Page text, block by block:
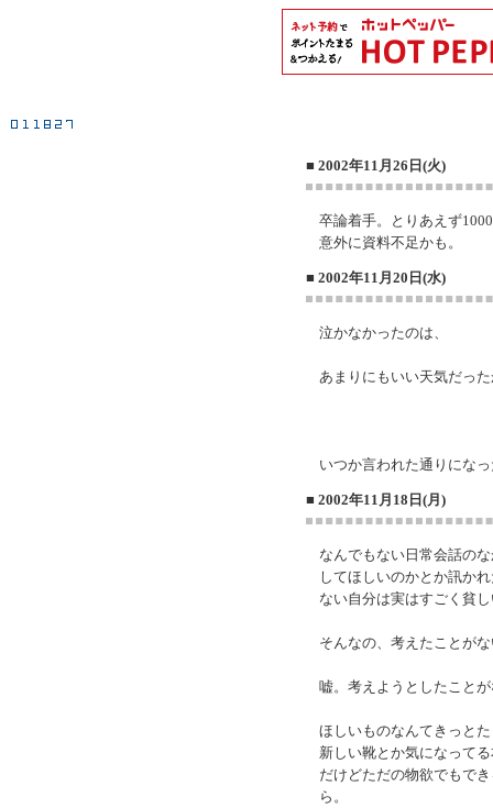
■ 2002年11月26日(火)
卒論着手。とりあえず
意外に資料不足かも。
■ 2002年11月20日(水)
泣かなかったのは、
あまりにもいい天気だっ
いつか言われた通りにな
■ 2002年11月18日(月)
なんでもない日常会話の
してほしいのかとか訊か
ない自分は実はすごく貧
そんなの、考えたことが
嘘。考えようとしたこと
ほしいものなんてきっと
新しい靴とか気になって
だけどただの物欲でもで
ら。